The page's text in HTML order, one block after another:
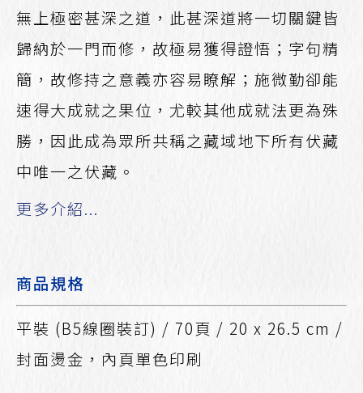
無上極密甚深之道，此甚深道將一切關鍵皆
歸納於一門而修，故極易獲得證悟；字句精
簡，故修持之意義亦容易瞭解；施微勤卻能
速得大成就之果位，尤較其他成就法更為殊
勝，因此成為眾所共稱之藏域地下所有伏藏
中唯一之伏藏。
更多介紹...
商品規格
平裝 (B5線圈裝訂) / 70頁 / 20 x 26.5 cm /
封面燙金，內頁單色印刷